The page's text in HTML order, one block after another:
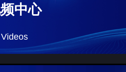
中心
Videos